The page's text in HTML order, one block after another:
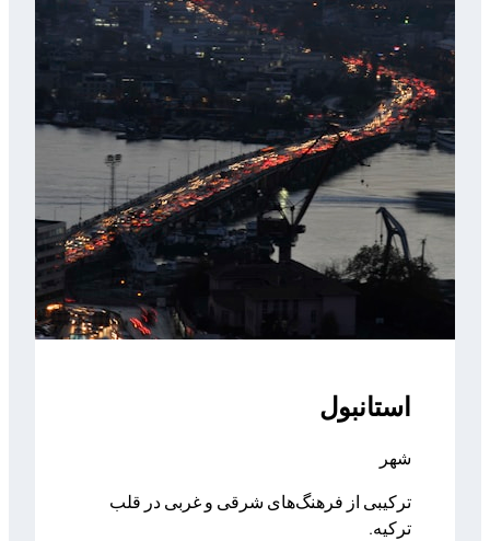
استانبول
شهر
ترکیبی از فرهنگ‌های شرقی و غربی در قلب
ترکیه.